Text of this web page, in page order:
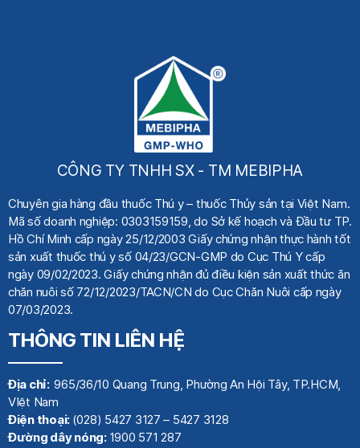
CÔNG TY TNHH SX - TM MEBIPHA
Chuyên gia hàng đầu thuốc Thú y– thuốc Thủy sản tại Việt Nam.
Mã số doanh nghiệp: 0303159159, do Sở kế hoạch và Đầu tư TP.
Hồ Chí Minh cấp ngày 25/12/2003 Giấy chứng nhận thực hành tốt
sản xuất thuốc thú y số 04/23/GCN-GMP do Cục Thú Y cấp
ngày 09/02/2023. Giấy chứng nhận đủ điều kiện sản xuất thức ăn
chăn nuôi số 72/12/2023/TACN/CN do Cục Chăn Nuôi cấp ngày
07/03/2023.
THÔNG TIN LIÊN HỆ
Địa chỉ:965/36/10 Quang Trung, Phường An Hội Tây, TP.HCM,
VIệt Nam
Điện thoại: (028) 5427 3127 – 5427 3128
Đường dây nóng: 1900 571 287